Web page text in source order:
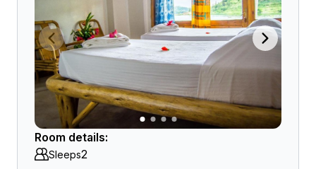
Room details:
Sleeps2